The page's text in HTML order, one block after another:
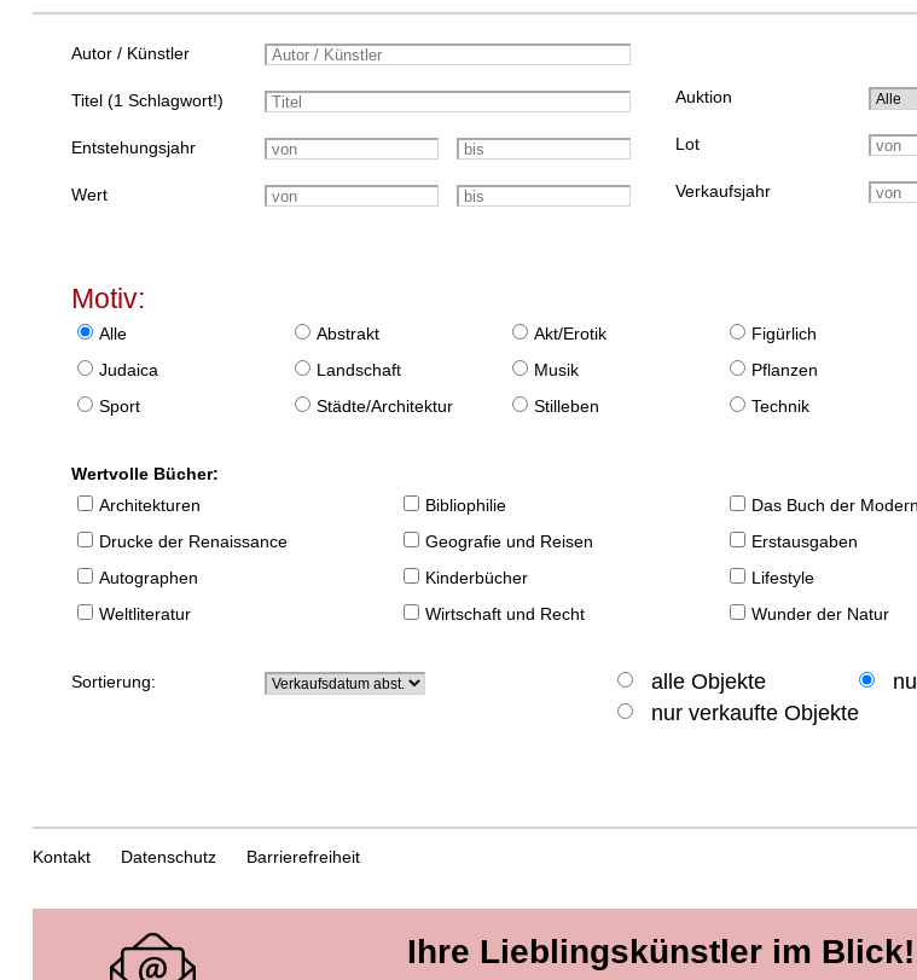
Autor / Künstler
Titel (1 Schlagwort!)
Entstehungsjahr
Wert
Auktion
Lot
Verkaufsjahr
Motiv:
Alle Abstrakt Akt/Erotik Figürlich
Judaica
Landschaft Musik Pflanzen
Sport
Städte/Architektur Stilleben Technik
Wertvolle Bücher:
Architekturen
Bibliophilie Das Buch der
Drucke der Renaissance
Geografie und Reisen Erstausgaben
Autographen
Kinderbücher Lifestyle
Weltliteratur
Wirtschaft und Recht Wunder der Natur
Sortierung: alle Objekte
nur verkaufte Objekte
Kontakt Datenschutz Barrierefreiheit
Ihre Lieblingskünstler im Blick!